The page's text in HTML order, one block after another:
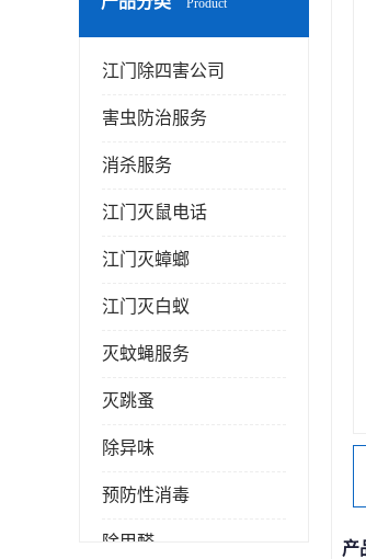
Product
江门除四害公司
害虫防治服务
消杀服务
江门灭鼠电话
江门灭蟑螂
江门灭白蚁
灭蚊蝇服务
灭跳蚤
除异味
预防性消毒
除甲醛 产